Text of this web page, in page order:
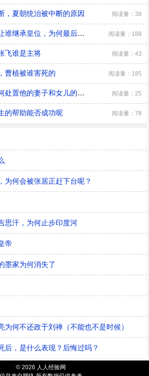
，夏朝统治被中断的原因 阅读量：38
秦始皇死前遗诏是让谁继承皇位，为何最后是胡亥继位 阅读量：188
飞谁是主将 阅读量：43
曹植被谁害死的 阅读量：185
​岳飞死后秦桧是如何处置他的妻子和女儿的，秦桧怎么处置岳飞家人的 阅读量：25
的帮助能否成功呢 阅读量：78
为何会被张居正赶下台呢？
思汗，为何止步印度河
帝
墨家为何消失了
为何不还政于刘禅（不能也不是时候）
后，是什么表现？后悔过吗？
© 2026 人人经验网